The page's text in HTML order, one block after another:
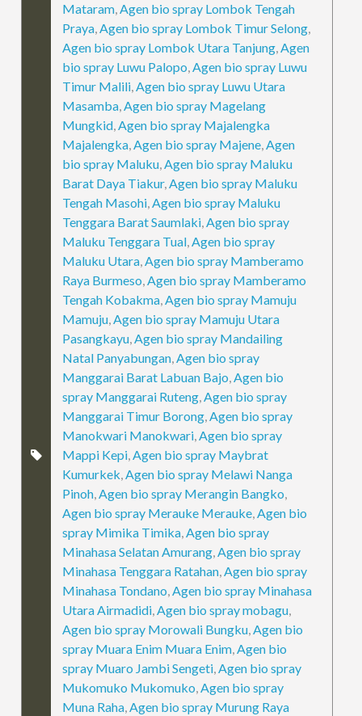
Mataram,Agen bio spray Lombok Tengah
Praya,Agen bio spray Lombok Timur Selong,
Agen bio spray Lombok Utara Tanjung,Agen
bio spray Luwu Palopo,Agen bio spray Luwu
Timur Malili,Agen bio spray Luwu Utara
Masamba,Agen bio spray Magelang
Mungkid,Agen bio spray Majalengka
Majalengka,Agen bio spray Majene,Agen
bio spray Maluku,Agen bio spray Maluku
Barat Daya Tiakur,Agen bio spray Maluku
Tengah Masohi,Agen bio spray Maluku
Tenggara Barat Saumlaki,Agen bio spray
Maluku Tenggara Tual,Agen bio spray
Maluku Utara,Agen bio spray Mamberamo
Raya Burmeso,Agen bio spray Mamberamo
Tengah Kobakma,Agen bio spray Mamuju
Mamuju,Agen bio spray Mamuju Utara
Pasangkayu,Agen bio spray Mandailing
Natal Panyabungan,Agen bio spray
Manggarai Barat Labuan Bajo,Agen bio
spray Manggarai Ruteng,Agen bio spray
Manggarai Timur Borong,Agen bio spray
Manokwari Manokwari,Agen bio spray
Mappi Kepi,Agen bio spray Maybrat
Kumurkek,Agen bio spray Melawi Nanga
Pinoh,Agen bio spray Merangin Bangko,
Agen bio spray Merauke Merauke,Agen bio
spray Mimika Timika,Agen bio spray
Minahasa Selatan Amurang,Agen bio spray
Minahasa Tenggara Ratahan,Agen bio spray
Minahasa Tondano,Agen bio spray Minahasa
Utara Airmadidi,Agen bio spray mobagu,
Agen bio spray Morowali Bungku,Agen bio
spray Muara Enim Muara Enim,Agen bio
spray Muaro Jambi Sengeti,Agen bio spray
Mukomuko Mukomuko,Agen bio spray
Muna Raha,Agen bio spray Murung Raya